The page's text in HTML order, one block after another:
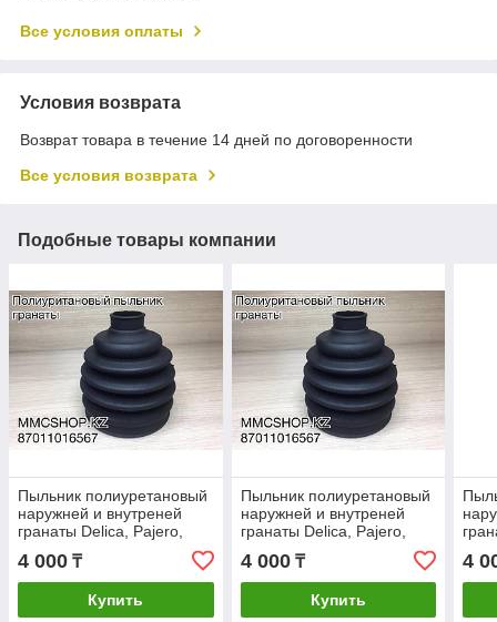
Все условия оплаты
Условия возврата
Возврат товара в течение 14 дней по договоренности
Все условия возврата
Подобные товары компании
Пыльник полиуретановый
наружней и внутреней
гранаты Delica, Pajero,
Montero sport 1K0498203
4 000 ₸
Купить
Пыльник полиуретановый
наружней и внутреней
гранаты Delica, Pajero,
Montero sport 1K0498203
4 000₸
Купить
4